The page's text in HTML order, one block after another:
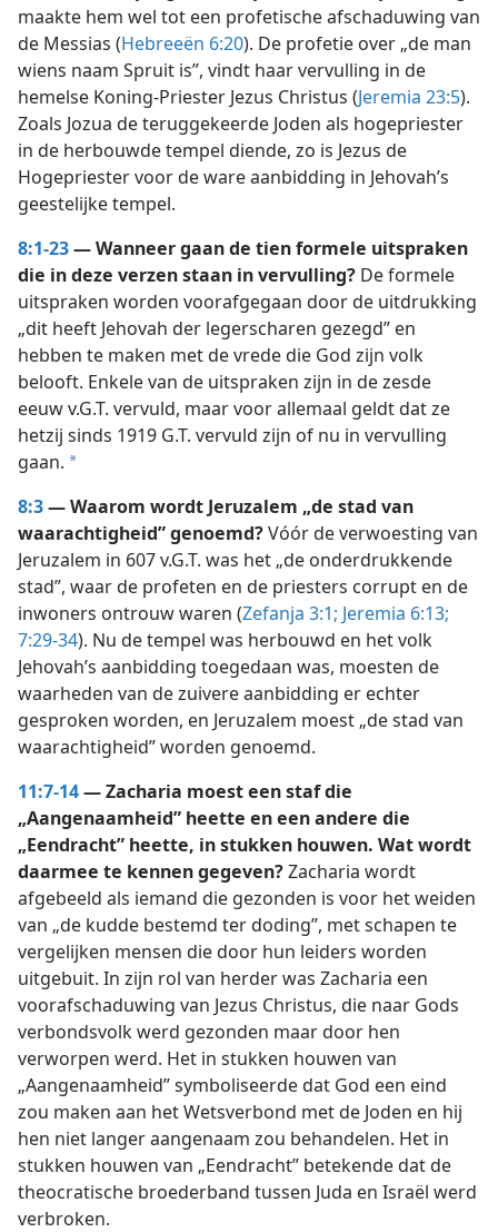
maakte hem wel tot een profetische afschaduwing van
de Messias (Hebreeën 6:20). De profetie over „de man
wiens naam Spruit is”, vindt haar vervulling in de
hemelse Koning-Priester Jezus Christus (Jeremia 23:5).
Zoals Jozua de teruggekeerde Joden als hogepriester
in de herbouwde tempel diende, zo is Jezus de
Hogepriester voor de ware aanbidding in Jehovah’s
geestelijke tempel.
8:1-23— Wanneer gaan de tien formele uitspraken
die in deze verzen staan in vervulling? De formele
uitspraken worden voorafgegaan door de uitdrukking
„dit heeft Jehovah der legerscharen gezegd” en
hebben te maken met de vrede die God zijn volk
belooft. Enkele van de uitspraken zijn in de zesde
eeuw v.G.T. vervuld, maar voor allemaal geldt dat ze
hetzij sinds 1919 G.T. vervuld zijn of nu in vervulling
gaan. a
8:3— Waarom wordt Jeruzalem „de stad van
waarachtigheid” genoemd?Vóór de verwoesting van
Jeruzalem in 607 v.G.T. was het „de onderdrukkende
stad”, waar de profeten en de priesters corrupt en de
inwoners ontrouw waren (Zefanja 3:1; Jeremia 6:13;
7:29-34). Nu de tempel was herbouwd en het volk
Jehovah’s aanbidding toegedaan was, moesten de
waarheden van de zuivere aanbidding er echter
gesproken worden, en Jeruzalem moest „de stad van
waarachtigheid” worden genoemd.
11:7-14— Zacharia moest een staf die
„Aangenaamheid” heette en een andere die
„Eendracht” heette, in stukken houwen. Wat wordt
daarmee te kennen gegeven?Zacharia wordt
afgebeeld als iemand die gezonden is voor het weiden
van „de kudde bestemd ter doding”, met schapen te
vergelijken mensen die door hun leiders worden
uitgebuit. In zijn rol van herder was Zacharia een
voorafschaduwing van Jezus Christus, die naar Gods
verbondsvolk werd gezonden maar door hen
verworpen werd. Het in stukken houwen van
„Aangenaamheid” symboliseerde dat God een eind
zou maken aan het Wetsverbond met de Joden en hij
hen niet langer aangenaam zou behandelen. Het in
stukken houwen van „Eendracht” betekende dat de
theocratische broederband tussen Juda en Israël werd
verbroken.